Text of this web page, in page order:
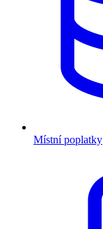
Místní poplatky